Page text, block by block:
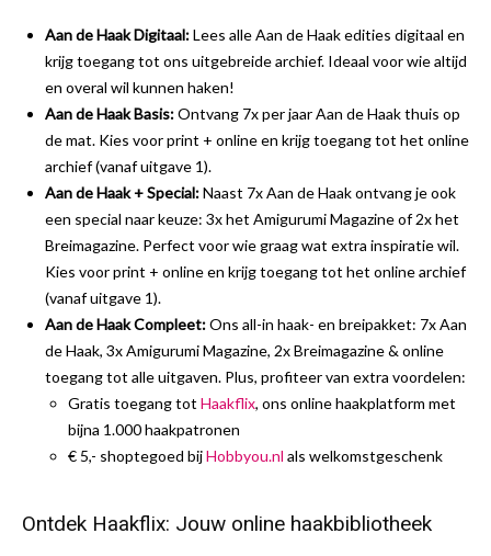
Aan de Haak Digitaal:Lees alle Aan de Haak edities digitaal en
krijg toegang tot ons uitgebreide archief. Ideaal voor wie altijd
en overal wil kunnen haken!
Aan de Haak Basis:Ontvang 7x per jaar Aan de Haak thuis op
de mat. Kies voor print + online en krijg toegang tot het online
archief (vanaf uitgave 1).
Aan de Haak + Special:Naast 7x Aan de Haak ontvang je ook
een special naar keuze: 3x het Amigurumi Magazine of 2x het
Breimagazine. Perfect voor wie graag wat extra inspiratie wil.
Kies voor print + online en krijg toegang tot het online archief
(vanaf uitgave 1).
Aan de Haak Compleet:Ons all-in haak- en breipakket: 7x Aan
de Haak, 3x Amigurumi Magazine, 2x Breimagazine & online
toegang tot alle uitgaven. Plus, profiteer van extra voordelen:
Gratis toegang tot Haakflix, ons online haakplatform met
bijna 1.000 haakpatronen
€ 5,- shoptegoed bijHobbyou.nl als welkomstgeschenk
Ontdek Haakflix: Jouw online haakbibliotheek